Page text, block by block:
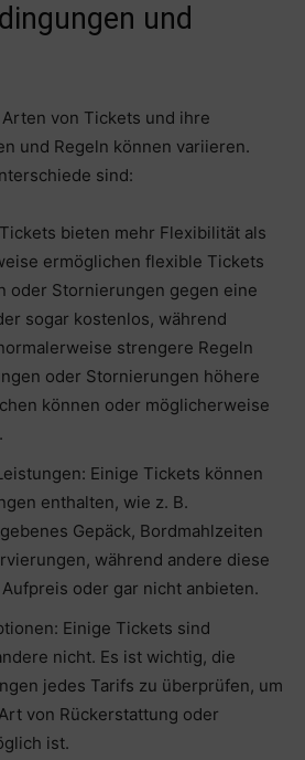
und
von Tickets und ihre
und Regeln können variieren.
sind:
bieten mehr Flexibilität als
ermöglichen flexible Tickets
oder Stornierungen gegen eine
sogar kostenlos, während
strengere Regeln
oder Stornierungen höhere
können oder möglicherweise
Einige Tickets können
enthalten, wie z. B.
Gepäck, Bordmahlzeiten
während andere diese
oder gar nicht anbieten.
Einige Tickets sind
nicht. Es ist wichtig, die
jedes Tarifs zu überprüfen, um
von Rückerstattung oder
ist.